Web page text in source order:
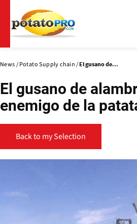
main
content
News Potato Supply chain El gusano de...
El gusano de
enemigo de la
Back to my Selection